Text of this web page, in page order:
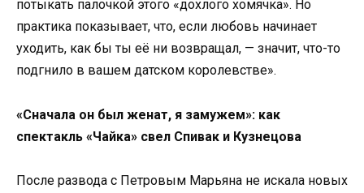
потыкать палочкой этого «дохлого хомячка». Но
практика показывает, что, если любовь начинает
уходить, как бы ты её ни возвращал, — значит, что-то
подгнило в вашем датском королевстве».
«Сначала он был женат, я замужем»: как
спектакль «Чайка» свел Спивак и Кузнецова
После развода с Петровым Марьяна не искала новых